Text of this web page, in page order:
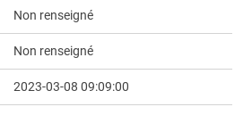
Non renseigné
Non renseigné
2023-03-08 09:09:00